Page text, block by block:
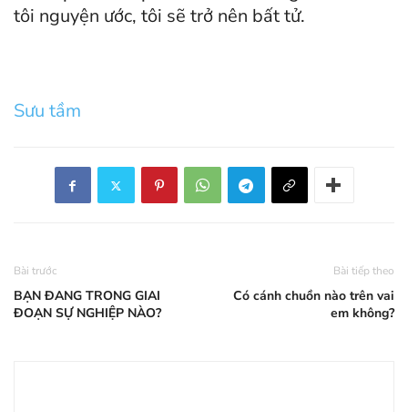
tôi nguyện ước, tôi sẽ trở nên bất tử.
Sưu tầm
Bài trước
BẠN ĐANG TRONG GIAI
ĐOẠN SỰ NGHIỆP NÀO?
Bài tiếp theo
Có cánh chuồn nào trên vai
em không?